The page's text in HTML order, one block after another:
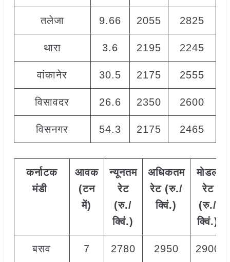
तलेजा 9.66 2055 2825
थारा 3.6 2195 2245
वांकानेर 30.5 2175 2555
विसावदर 26.6 2350 2600
विसनगर 54.3 2175 2465
कर्नाटक
मंडी
आवक
(टन
में)
न्यूनतम
रेट
(रु./
क्विं.)
अधिकतम
रेट (रु./
क्विं.)
मोडल
रेट
(रु./
क्विं.)
बसव
7 2780 2950 2900